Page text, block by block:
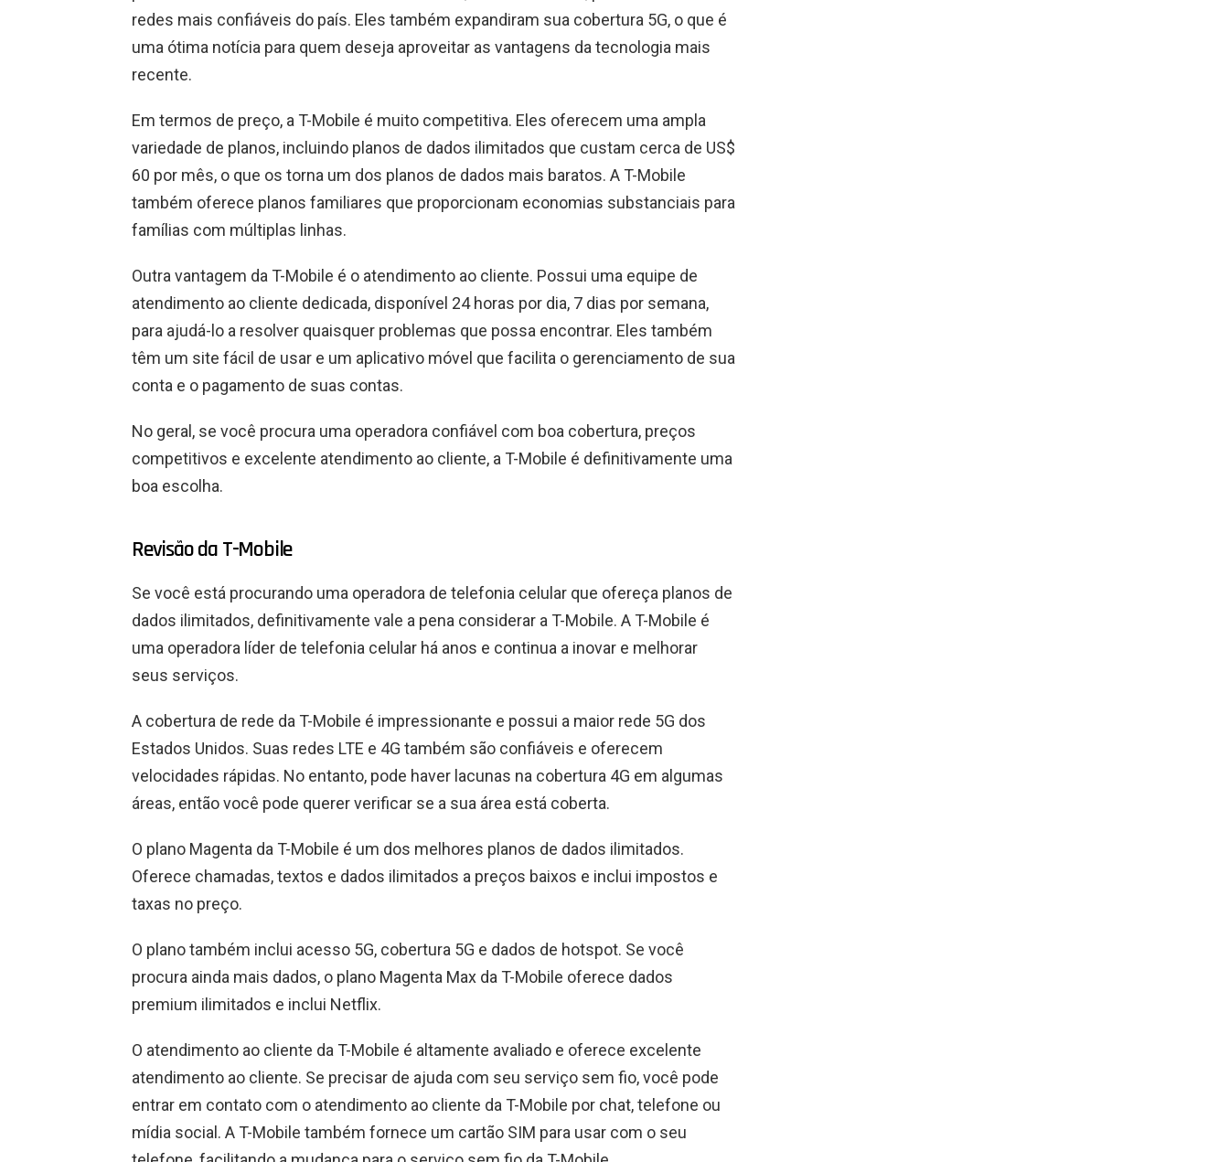
redes mais confiáveis ​​do país. Eles também expandiram sua cobertura 5G, o que é
uma ótima notícia para quem deseja aproveitar as vantagens da tecnologia mais
recente.
Em termos de preço, a T-Mobile é muito competitiva. Eles oferecem uma ampla
variedade de planos, incluindo planos de dados ilimitados que custam cerca de US$
60 por mês, o que os torna um dos planos de dados mais baratos. A T-Mobile
também oferece planos familiares que proporcionam economias substanciais para
famílias com múltiplas linhas.
Outra vantagem da T-Mobile é o atendimento ao cliente. Possui uma equipe de
atendimento ao cliente dedicada, disponível 24 horas por dia, 7 dias por semana,
para ajudá-lo a resolver quaisquer problemas que possa encontrar. Eles também
têm um site fácil de usar e um aplicativo móvel que facilita o gerenciamento de sua
conta e o pagamento de suas contas.
No geral, se você procura uma operadora confiável com boa cobertura, preços
competitivos e excelente atendimento ao cliente, a T-Mobile é definitivamente uma
boa escolha.
Revisão da T-Mobile
Se você está procurando uma operadora de telefonia celular que ofereça planos de
dados ilimitados, definitivamente vale a pena considerar a T-Mobile. A T-Mobile é
uma operadora líder de telefonia celular há anos e continua a inovar e melhorar
seus serviços.
A cobertura de rede da T-Mobile é impressionante e possui a maior rede 5G dos
Estados Unidos. Suas redes LTE e 4G também são confiáveis ​​e oferecem
velocidades rápidas. No entanto, pode haver lacunas na cobertura 4G em algumas
áreas, então você pode querer verificar se a sua área está coberta.
O plano Magenta da T-Mobile é um dos melhores planos de dados ilimitados.
Oferece chamadas, textos e dados ilimitados a preços baixos e inclui impostos e
taxas no preço.
O plano também inclui acesso 5G, cobertura 5G e dados de hotspot. Se você
procura ainda mais dados, o plano Magenta Max da T-Mobile oferece dados
premium ilimitados e inclui Netflix.
O atendimento ao cliente da T-Mobile é altamente avaliado e oferece excelente
atendimento ao cliente. Se precisar de ajuda com seu serviço sem fio, você pode
entrar em contato com o atendimento ao cliente da T-Mobile por chat, telefone ou
mídia social. A T-Mobile também fornece um cartão SIM para usar com o seu